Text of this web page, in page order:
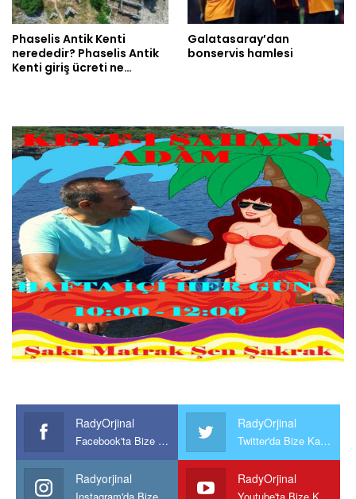
Phaselis Antik Kenti
nerededir? Phaselis Antik
Kenti giriş ücreti ne…
Galatasaray’dan
bonservis hamlesi
RadyOrjinal
Facebook'ta Bize Katılın
RadyOrjinal
Twitter'da Bize Katılın
Radyorjinal RadyOrjinal